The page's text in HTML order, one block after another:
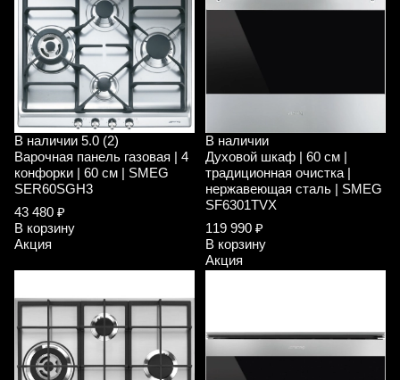
В наличии 5.0 (2)
Варочная панель газовая | 4
конфорки | 60 см | SMEG
SER60SGH3
43 480 ₽
В корзину
Акция
В наличии
Духовой шкаф | 60 см |
традиционная очистка |
нержавеющая сталь | SMEG
SF6301TVX
119 990 ₽
В корзину
Акция